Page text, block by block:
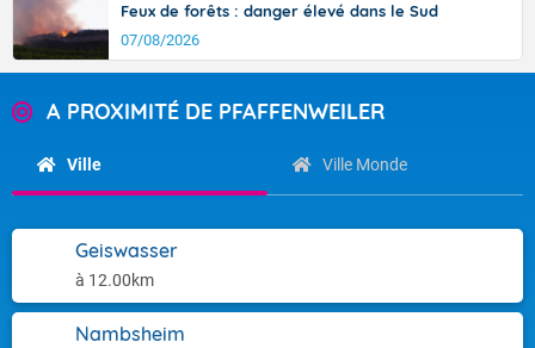
Feux de forêts : danger élevé dans le Sud
07/08/2026
A PROXIMITÉ DE PFAFFENWEILER
Ville Ville Monde
Geiswasser
à 12.00km
Nambsheim